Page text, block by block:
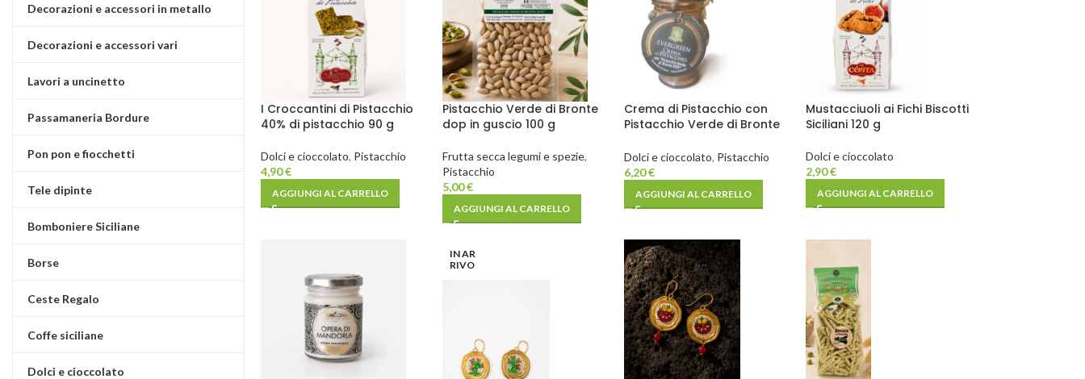
Decorazioni e accessori in metallo
Decorazioni e accessori vari
Lavori a uncinetto
Passamaneria Bordure
Pon pon e fiocchetti
Tele dipinte
Bomboniere Siciliane
Borse
Ceste Regalo
Coffe siciliane
Dolci e cioccolato
I Croccantini di Pistacchio
40% di pistacchio 90 g
Dolci e cioccolato, Pistacchio
4,90€
AGGIUNGI AL CARRELLO
Pistacchio Verde di Bronte
dop in guscio 100 g
Frutta secca legumi e spezie,
Pistacchio
5,00€
AGGIUNGI AL CARRELLO
Crema di Pistacchio con
Pistacchio Verde di Bronte
Dolci e cioccolato, Pistacchio
6,20€
AGGIUNGI AL CARRELLO
Mustacciuoli ai Fichi Biscotti
Siciliani 120 g
Dolci e cioccolato
2,90€
AGGIUNGI AL CARRELLO
IN AR
RIVO